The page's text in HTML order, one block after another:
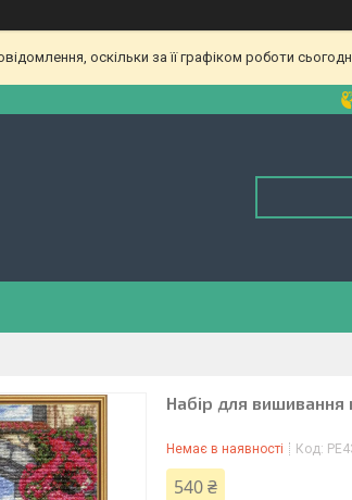
оскільки за її графіком роботи
Набір для вишивання
Немає в наявності Код:
540 ₴